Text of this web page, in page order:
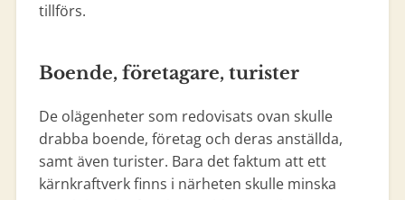
tillförs.
Boende, företagare, turister
De olägenheter som redovisats ovan skulle
drabba boende, företag och deras anställda,
samt även turister. Bara det faktum att ett
kärnkraftverk finns i närheten skulle minska